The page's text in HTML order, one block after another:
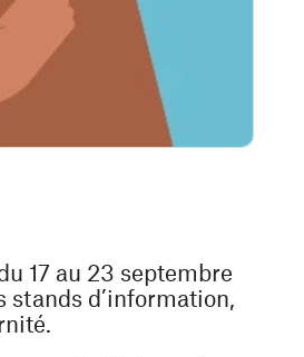
17 au 23 septembre
stands d’information,